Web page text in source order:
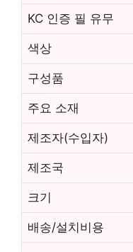
KC 인증 필 유무
색상
구성품
주요 소재
제조자(수입자)
제조국
크기
배송/설치비용